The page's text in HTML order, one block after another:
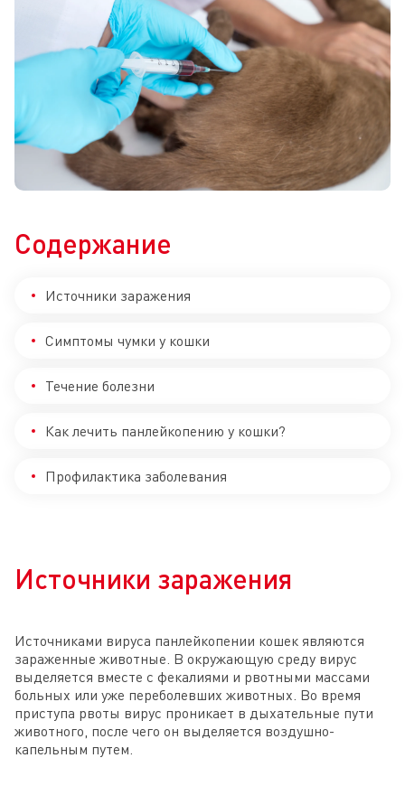
Содержание
Источники заражения
Симптомы чумки у кошки
Течение болезни
Как лечить панлейкопению у кошки?
Профилактика заболевания
Источники заражения
Источниками вируса панлейкопении кошек являются
зараженные животные. В окружающую среду вирус
выделяется вместе с фекалиями и рвотными массами
больных или уже переболевших животных. Во время
приступа рвоты вирус проникает в дыхательные пути
животного, после чего он выделяется воздушно-
капельным путем.